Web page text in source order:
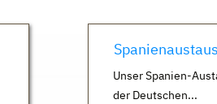
Unser Spanien-
der Deutschen...